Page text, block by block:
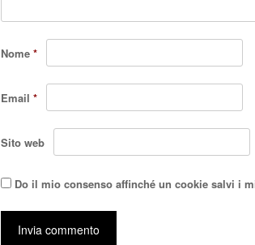
Nome *
Email *
Sito web
Do il mio consenso affinché un cookie salvi i